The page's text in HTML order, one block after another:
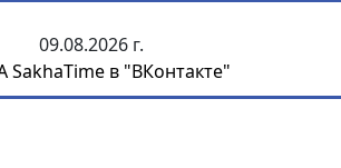
09.08.2026 г.
SakhaTime в "ВКонтакте"